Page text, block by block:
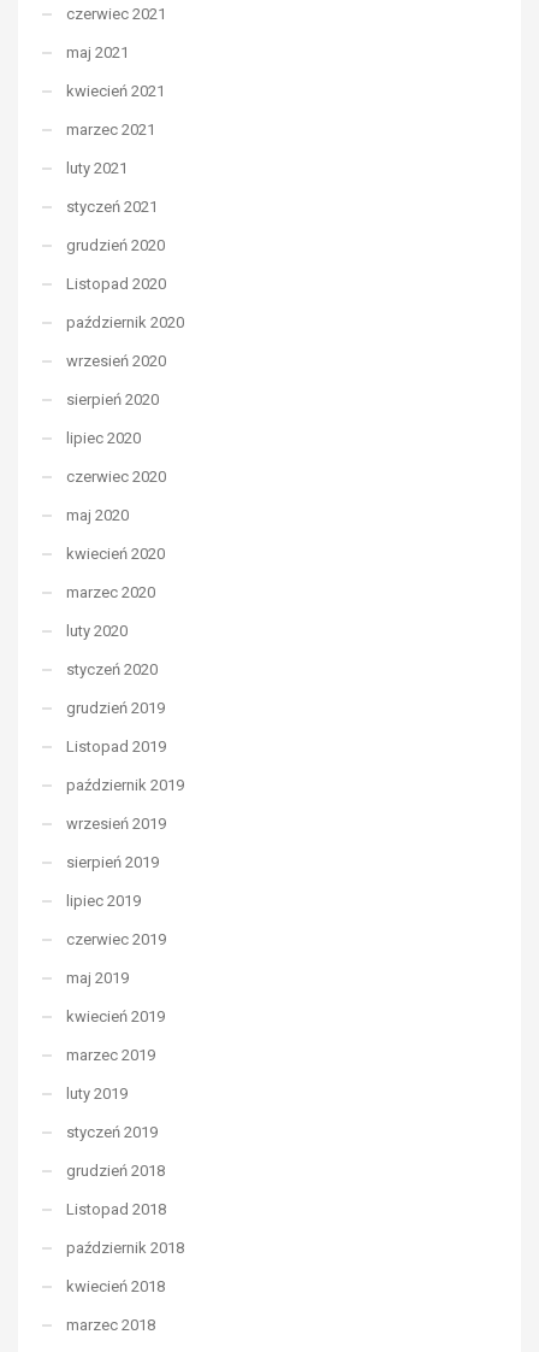
czerwiec 2021
maj 2021
kwiecień 2021
marzec 2021
luty 2021
styczeń 2021
grudzień 2020
Listopad 2020
październik 2020
wrzesień 2020
sierpień 2020
lipiec 2020
czerwiec 2020
maj 2020
kwiecień 2020
marzec 2020
luty 2020
styczeń 2020
grudzień 2019
Listopad 2019
październik 2019
wrzesień 2019
sierpień 2019
lipiec 2019
czerwiec 2019
maj 2019
kwiecień 2019
marzec 2019
luty 2019
styczeń 2019
grudzień 2018
Listopad 2018
październik 2018
kwiecień 2018
marzec 2018